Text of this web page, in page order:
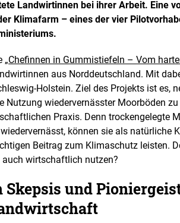
Landwirtinnen bei ihrer Arbeit. Eine
Klimafarm – eines der vier
„Chefinnen in Gummistiefeln – Vom
aus Norddeutschland. Mit
Holstein. Ziel des Projekts ist es,
Nutzung wiedervernässter Moorböden
Praxis. Denn trockengelegte
können sie als natürliche
Beitrag zum Klimaschutz leisten.
auch wirtschaftlich nutzen?
Skepsis und